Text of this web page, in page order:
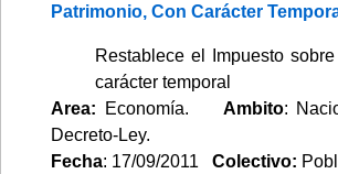
Patrimonio, Con Carácter
Restablece el Impuesto
carácter temporal
Area: Economía. Ambito:
Decreto-Ley.
Fecha: 17/09/2011 Colectivo: